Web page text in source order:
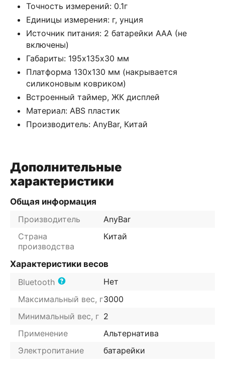
Точность измерений: 0.1г
Единицы измерения: г, унция
Источник питания: 2 батарейки AAA (не
включены)
Габариты: 195х135х30 мм
Платформа 130х130 мм (накрывается
силиконовым ковриком)
Встроенный таймер, ЖК дисплей
Материал: ABS пластик
Производитель: AnyBar, Китай
Дополнительные
характеристики
Общая информация
Производитель
AnyBar
Страна
производства
Китай
Характеристики весов
Bluetooth
Нет
Максимальный вес, г3000
Минимальный вес, г 2
Применение
Альтернатива
Электропитание
батарейки